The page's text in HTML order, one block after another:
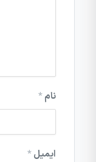
نام*
ایمیل*